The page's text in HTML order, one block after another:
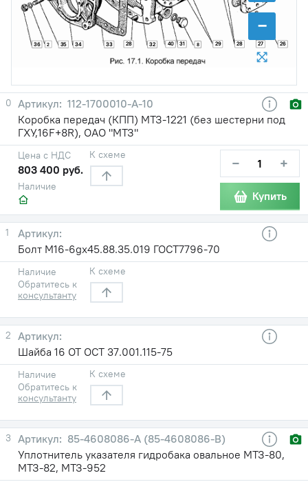
−
2 8 26
27
28
28 29
31
32
33
34
35
36 40
0
112-1700010-А-10
Коробка передач (КПП) МТЗ-1221 (без шестерни под
ГХУ,16F+8R), ОАО "МТЗ"
Наличие
Цена с НДС
803 400 руб.
К схеме − +
Купить
1
Болт M16-6gх45.88.35.019 ГОСТ7796-70
Наличие
Обратитесь к
консультанту
К схеме
2
Шайба 16 ОТ ОСТ 37.001.115-75
Наличие
Обратитесь к
консультанту
К схеме
3
85-4608086-А (85-4608086-В)
Уплотнитель указателя гидробака овальное МТЗ-80,
МТЗ-82, МТЗ-952